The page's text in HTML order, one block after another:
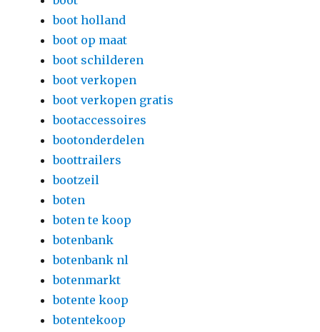
boot holland
boot op maat
boot schilderen
boot verkopen
boot verkopen gratis
bootaccessoires
bootonderdelen
boottrailers
bootzeil
boten
boten te koop
botenbank
botenbank nl
botenmarkt
botente koop
botentekoop